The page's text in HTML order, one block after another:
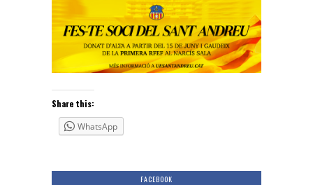
Share this:
WhatsApp
FACEBOOK